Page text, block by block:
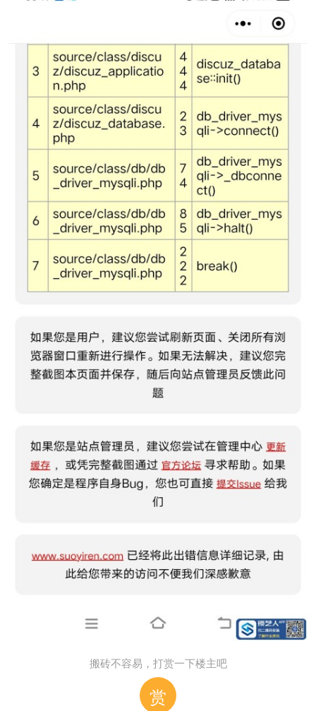
搬砖不容易，打赏一下楼主吧
赏